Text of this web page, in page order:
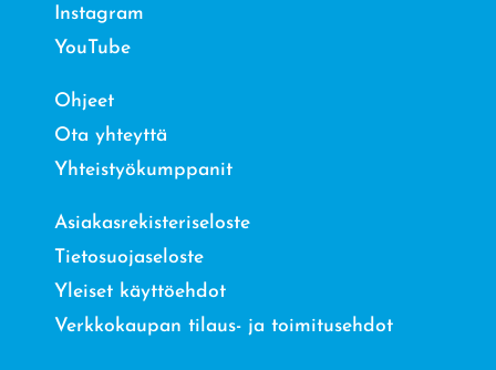
Instagram
YouTube
Ohjeet
Ota yhteyttä
Yhteistyökumppanit
Asiakasrekisteriseloste
Tietosuojaseloste
Yleiset käyttöehdot
Verkkokaupan tilaus- ja toimitusehdot